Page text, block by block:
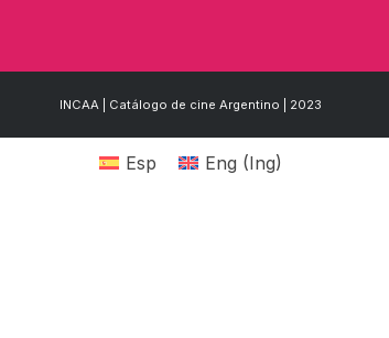
INCAA | Catálogo de cine Argentino | 2023
Esp Eng (Ing)